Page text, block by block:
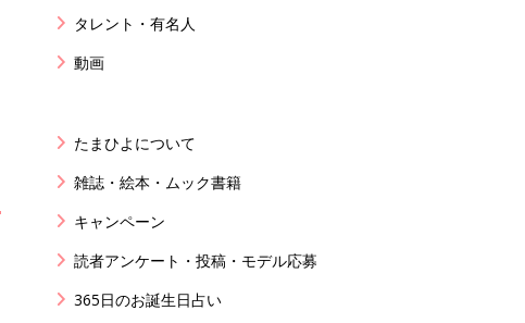
タレント・有名人
動画
たまひよについて
雑誌・絵本・ムック書籍
キャンペーン
読者アンケート・投稿・モデル応募
365日のお誕生日占い